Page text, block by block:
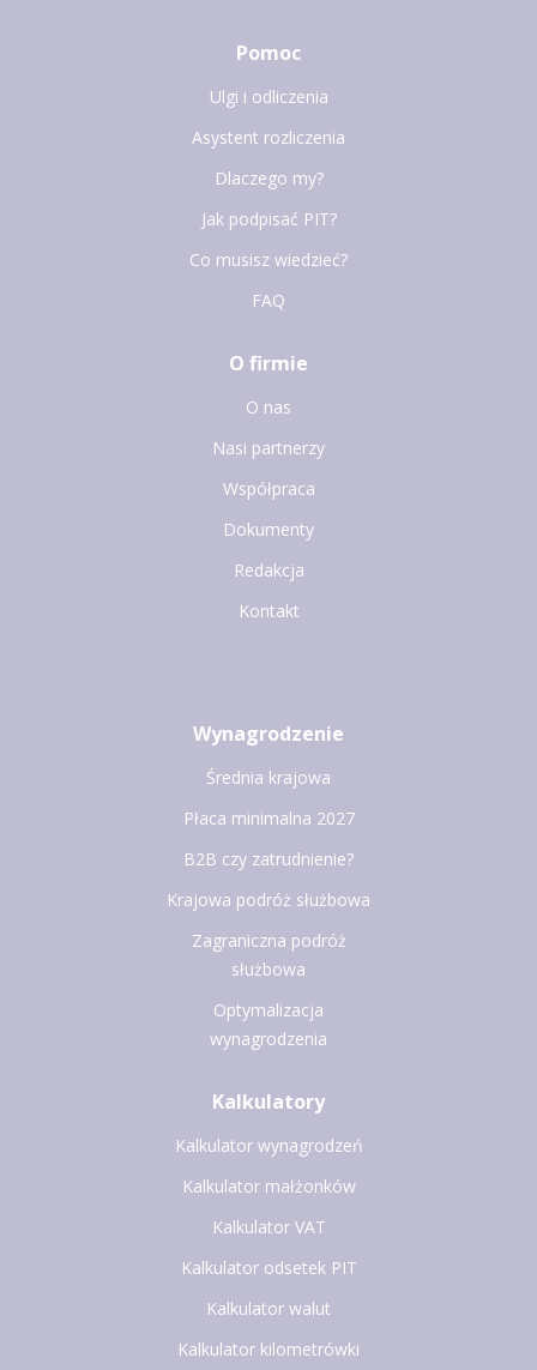
Pomoc
Ulgi i odliczenia
Asystent rozliczenia
Dlaczego my?
Jak podpisać PIT?
Co musisz wiedzieć?
FAQ
O firmie
O nas
Nasi partnerzy
Współpraca
Dokumenty
Redakcja
Kontakt
Wynagrodzenie
Średnia krajowa
Płaca minimalna 2027
B2B czy zatrudnienie?
Krajowa podróż służbowa
Zagraniczna podróż
służbowa
Optymalizacja
wynagrodzenia
Kalkulatory
Kalkulator wynagrodzeń
Kalkulator małżonków
Kalkulator VAT
Kalkulator odsetek PIT
Kalkulator walut
Kalkulator kilometrówki